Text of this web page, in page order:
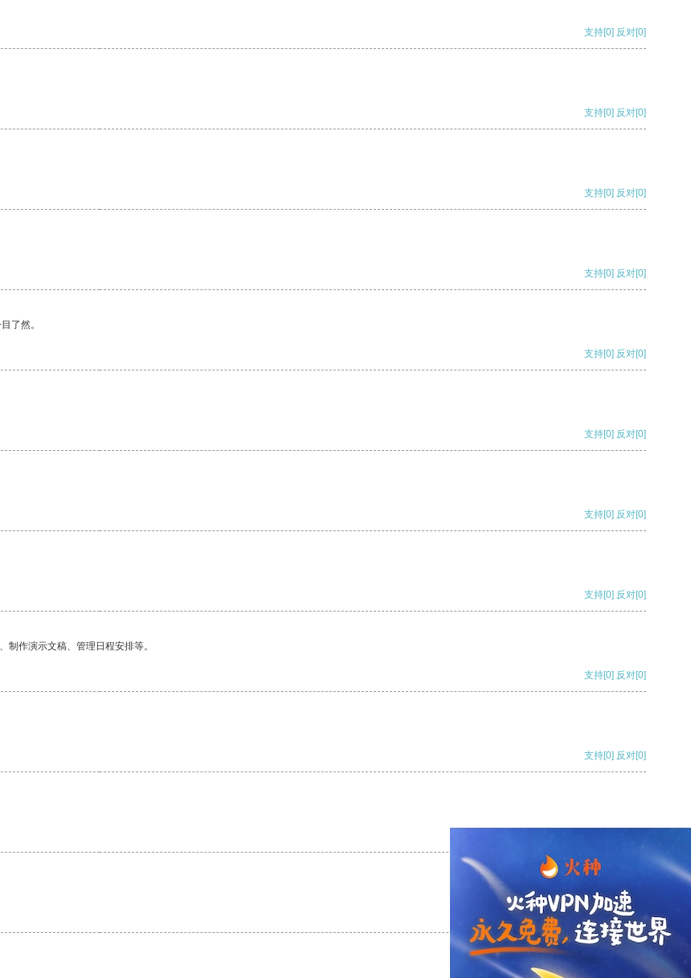
支持[0] 反对[0]
支持[0] 反对[0]
支持[0] 反对[0]
支持[0] 反对[0]
了然。
支持[0] 反对[0]
支持[0] 反对[0]
支持[0] 反对[0]
支持[0] 反对[0]
作演示文稿、管理日程安排等。
支持[0] 反对[0]
支持[0] 反对[0]
支持 [0] 反对 [0]